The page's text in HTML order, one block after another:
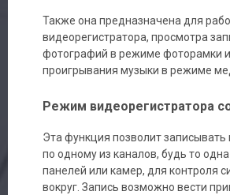
Также она предназначена для
видеорегистратора, просмотра
фотографий в режиме фоторамки
проигрывания музыки в режиме
Режим видеорегистратора
Эта функция позволит записывать
по одному из каналов, будь то
панелей или камер, для контроля
вокруг. Запись возможно вести